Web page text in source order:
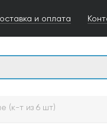
и оплата
(к-т из 6 шт)